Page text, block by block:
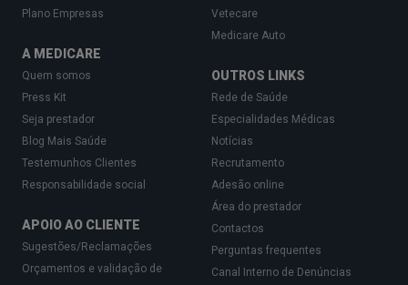
Plano Empresas
A MEDICARE
Quem somos
Press Kit
Seja prestador
Blog Mais Saúde
Testemunhos Clientes
Responsabilidade social
APOIO AO CLIENTE
Sugestões/Reclamações
Orçamentos e validação de
Vetecare
Medicare Auto
OUTROS LINKS
Rede de Saúde
Especialidades Médicas
Notícias
Recrutamento
Adesão online
Área do prestador
Contactos
Perguntas frequentes
Canal Interno de Denúncias